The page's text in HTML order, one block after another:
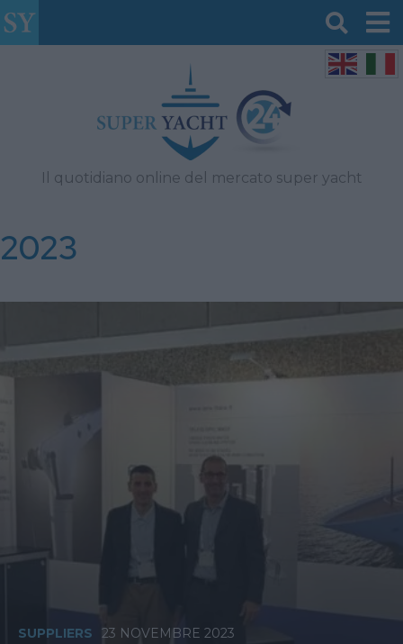
Il quotidiano online del mercato super yacht
2023
SUPPLIERS 23 NOVEMBRE 2023